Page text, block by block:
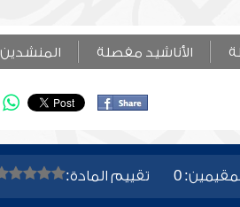
الأناشيد مفصلة المنشدين
0 تقييم المادة: